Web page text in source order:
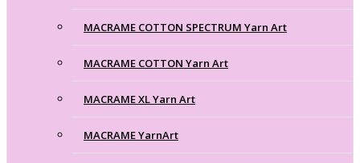
MACRAME COTTON SPECTRUM Yarn Art
MACRAME COTTON Yarn Art
MACRAME XL Yarn Art
MACRAME YarnArt